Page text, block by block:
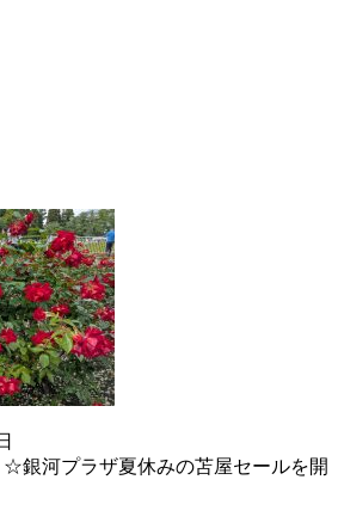
河プラザ夏休みの苫屋セールを開